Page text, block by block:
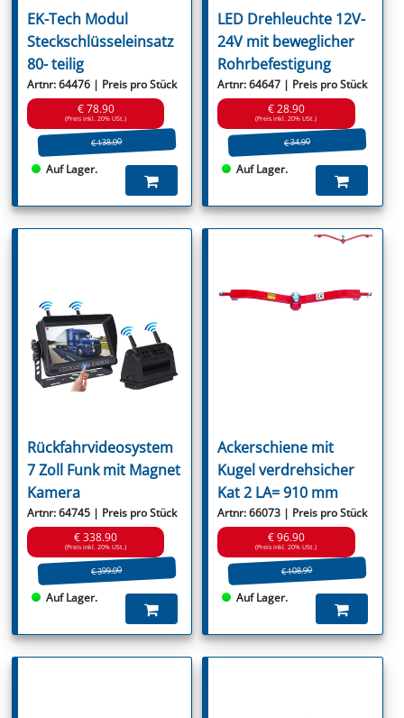
EK-Tech Modul
Steckschlüsseleinsatz
80- teilig
Artnr: 64476 | Preis pro Stück
€ 78.90
(Preis inkl. 20% USt.)
€ 138.00
Auf Lager.
LED Drehleuchte 12V-
24V mit beweglicher
Rohrbefestigung
Artnr: 64647 | Preis pro Stück
€ 28.90
(Preis inkl. 20% USt.)
€ 34.90
Auf Lager.
Rückfahrvideosystem
7 Zoll Funk mit Magnet
Kamera
Artnr: 64745 | Preis pro Stück
€ 338.90
(Preis inkl. 20% USt.)
€ 399.00
Auf Lager.
Ackerschiene mit
Kugel verdrehsicher
Kat 2 LA= 910 mm
Artnr: 66073 | Preis pro Stück
€ 96.90
(Preis inkl. 20% USt.)
€ 108.90
Auf Lager.